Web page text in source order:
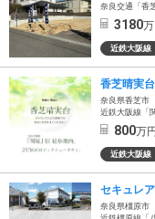
奈良交通「香
3180
近鉄大阪線
香芝晴実
奈良県香芝市
近鉄大阪線「
800万
近鉄大阪線
セキュレ
奈良県橿原市